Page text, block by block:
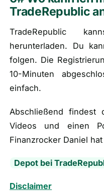
TradeRepublic
TradeRepublic
herunterladen. Du
folgen. Die
10-Minuten
einfach.
Abschließend
Videos und einen
Finanzrocker Daniel
Depot bei
Disclaimer